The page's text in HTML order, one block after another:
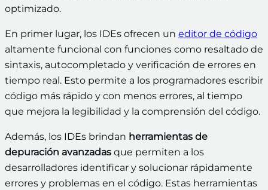
optimizado.
En primer lugar, los IDEs ofrecen un editor de código
altamente funcional con funciones como resaltado de
sintaxis, autocompletado y verificación de errores en
tiempo real. Esto permite a los programadores escribir
código más rápido y con menos errores, al tiempo
que mejora la legibilidad y la comprensión del código.
Además, los IDEs brindan herramientas de
depuración avanzadas que permiten a los
desarrolladores identificar y solucionar rápidamente
errores y problemas en el código. Estas herramientas